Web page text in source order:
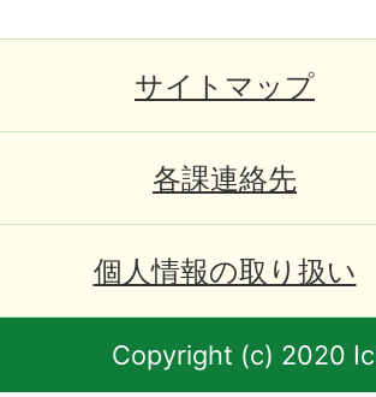
サイトマップ
各課連絡先
個人情報の取り扱い
Copyright (c) 2020